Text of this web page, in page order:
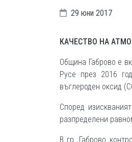
29 юни 2017
КАЧЕСТВО НА
Община Габрово е
Русе през 2016
въглероден оксид
Според
разпределени
В гр. Габрово